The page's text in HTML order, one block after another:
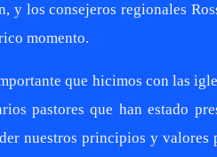
y los consejeros regionales
momento.
que hicimos con las
pastores que han estado
nuestros principios y valores